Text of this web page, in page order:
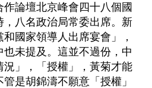
論壇北京峰會四十八個國
，八名政治局常委出席。新
國家領導人出席宴會」，
未提及。這並不過份，中
」，「授權」，黃菊才能
是胡錦濤不願意「授權」